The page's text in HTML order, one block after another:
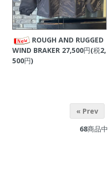
ROUGH AND RUGGED
WIND BRAKER 27,500円(税2,
500円)
« Prev
68商品中